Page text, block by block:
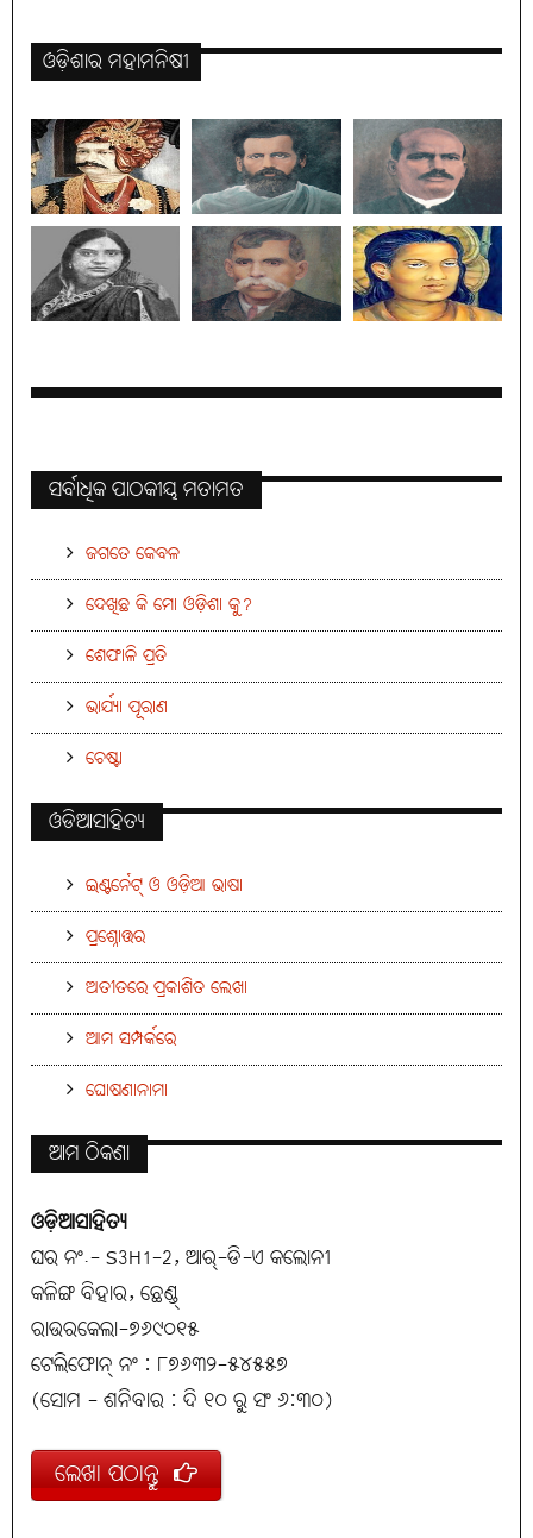
ଓଡ଼ିଶାର ମହାମନିଷୀ
ସର୍ବାଧିକ ପାଠକୀୟ ମତାମତ
ଜଗତେ କେବଳ
ଦେଖିଛ କି ମୋ ଓଡ଼ିଶା କୁ?
ଶେଫାଳି ପ୍ରତି
ଭାର୍ଯ୍ୟା ପୂରାଣ
ଚେଷ୍ଟା
ଓଡିଆସାହିତ୍ୟ
ଇଣ୍ଟର୍ନେଟ୍ ଓ ଓଡ଼ିଆ ଭାଷା
ପ୍ରଶ୍ନୋତ୍ତର
ଅତୀତରେ ପ୍ରକାଶିତ ଲେଖା
ଆମ ସମ୍ପର୍କରେ
ଘୋଷଣାନାମା
ଆମ ଠିକଣା
ଓଡ଼ିଆସାହିତ୍ୟ
ଘର ନଂ.- S3H1-2, ଆର୍-ଡି-ଏ କଲୋନୀ
କଳିଙ୍ଗ ବିହାର, ଛେଣ୍ଡ୍
ରାଉରକେଲା-୭୬୯୦୧୫
ଟେଲିଫୋନ୍ ନଂ : ୮୭୬୩୨-୫୪୫୫୭
(ସୋମ - ଶନିବାର : ଦି ୧୦ ରୁ ସଂ ୬:୩୦)
ଲେଖା ପଠାନ୍ତୁ